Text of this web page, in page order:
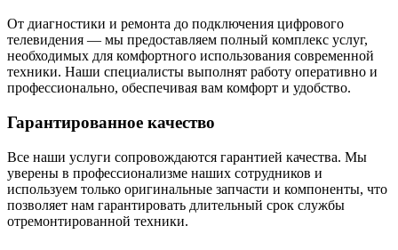
От диагностики и ремонта до подключения цифрового
телевидения — мы предоставляем полный комплекс услуг,
необходимых для комфортного использования современной
техники. Наши специалисты выполнят работу оперативно и
профессионально, обеспечивая вам комфорт и удобство.
Гарантированное качество
Все наши услуги сопровождаются гарантией качества. Мы
уверены в профессионализме наших сотрудников и
используем только оригинальные запчасти и компоненты, что
позволяет нам гарантировать длительный срок службы
отремонтированной техники.